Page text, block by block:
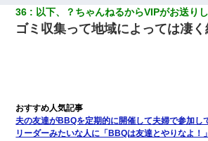
36 以下、？ちゃんねるからVIPがお送り
ゴミ収集って地域によっては凄
夫の友達がBBQを定期的に開催して夫婦で参加し
リーダーみたいな人に「BBQは友達とやりなよ